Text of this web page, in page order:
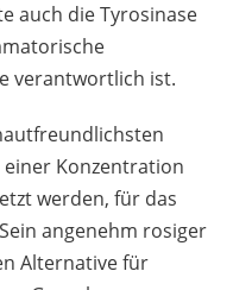
auch die Tyrosinase
verantwortlich ist.
einer Konzentration
werden, für das
angenehm rosiger
Alternative für